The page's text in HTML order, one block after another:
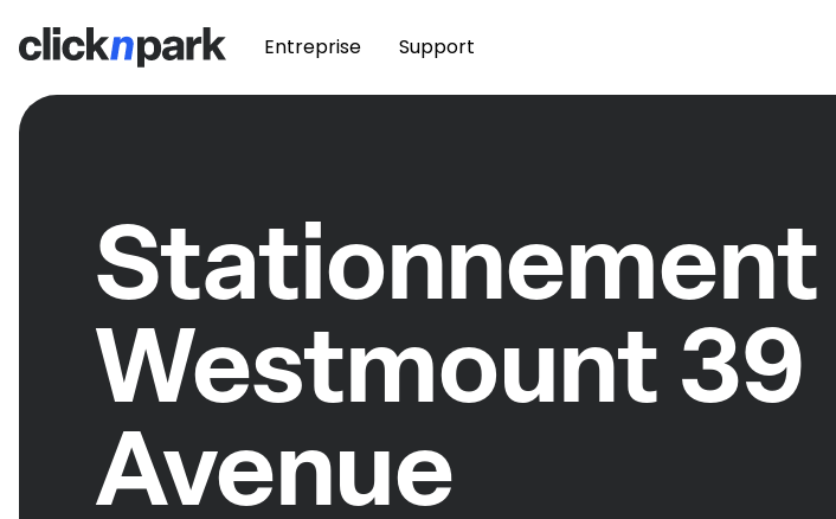
Entreprise Support
Stationnement
Westmount 39
Avenue